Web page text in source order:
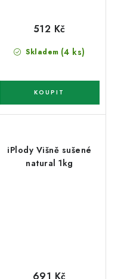
Skladem (4 ks)
512 Kč
iPlody Višně sušené
natural 1kg
691 Kč